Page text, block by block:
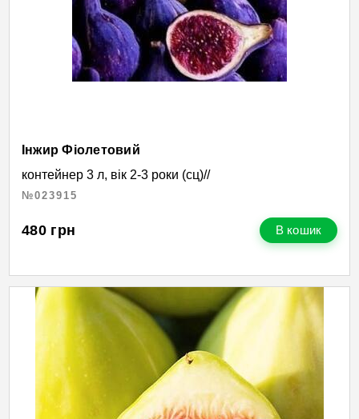
Інжир Фіолетовий
контейнер 3 л, вік 2-3 роки (сц)//
№023915
480 грн В кошик